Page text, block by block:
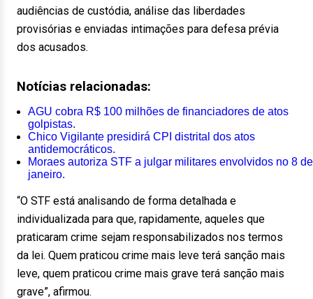
audiências de custódia, análise das liberdades
provisórias e enviadas intimações para defesa prévia
dos acusados.
Notícias relacionadas:
AGU cobra R$ 100 milhões de financiadores de atos
golpistas.
Chico Vigilante presidirá CPI distrital dos atos
antidemocráticos.
Moraes autoriza STF a julgar militares envolvidos no 8 de
janeiro.
“O STF está analisando de forma detalhada e
individualizada para que, rapidamente, aqueles que
praticaram crime sejam responsabilizados nos termos
da lei. Quem praticou crime mais leve terá sanção mais
leve, quem praticou crime mais grave terá sanção mais
grave”, afirmou.